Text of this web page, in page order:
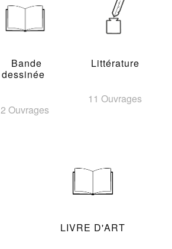
Bande
dessinée
2 Ouvrages
Littérature
11 Ouvrages
LIVRE D'ART